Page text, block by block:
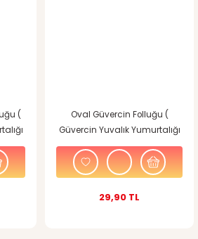
(
Oval Güvercin Folluğu (
Güvercin Yuvalık Yumurtalığı
)
29,90 TL